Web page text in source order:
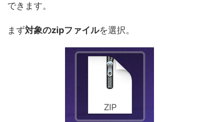
できます。
まず対象のzipファイルを選択。